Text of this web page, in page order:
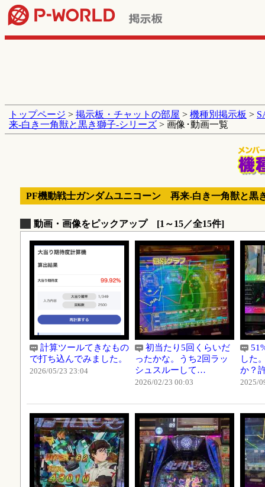
トップページ > 掲示板・チャットの部屋 > 機種別掲示板 >
来‐白き一角獣と黒き獅子‐シリーズ > 画像･動画一覧
PF機動戦士ガンダムユニコーン 再来‐白き一角獣と黒
動画・画像をピックアップ [1～15／全15件]
計算ツールてきなもの
で打ち込んでみました。
2026/05/23 23:04
初当たり5回くらいだ
ったかな。うち2回ラッ
シュスルーして…
2026/02/23 00:03
した
か？
2025/